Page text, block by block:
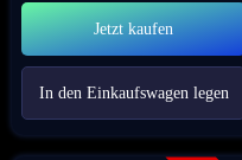
Jetzt kaufen
In den Einkaufswagen legen